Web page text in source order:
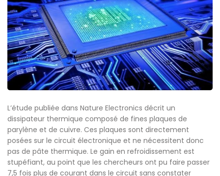
L’étude publiée dans Nature Electronics décrit un
dissipateur thermique composé de fines plaques de
parylène et de cuivre. Ces plaques sont directement
posées sur le circuit électronique et ne nécessitent donc
pas de pâte thermique. Le gain en refroidissement est
stupéfiant, au point que les chercheurs ont pu faire passer
7,5 fois plus de courant dans le circuit sans constater